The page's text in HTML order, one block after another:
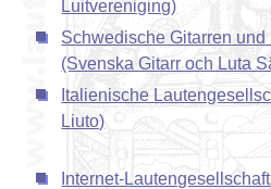
Luitvereniging)
Schwedische Gitarren
(Svenska Gitarr och Luta
Italienische
Liuto)
Internet-